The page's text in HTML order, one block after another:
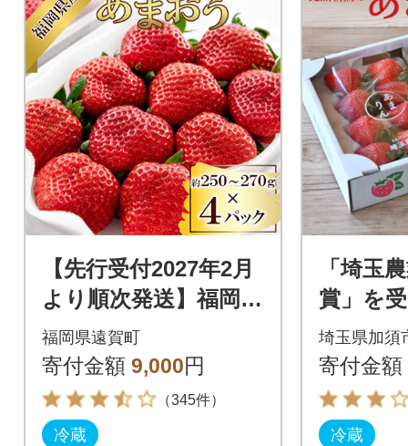
【先行受付2027年2月
より順次発送】福岡県
産 あまおう 約250～2
70g×4パック
福岡県遠賀町
寄付金額 9,000円
（345件）
冷蔵
「埼玉
賞」を
み苺 あ
×2パッ
埼玉県加須
寄付金額
冷蔵